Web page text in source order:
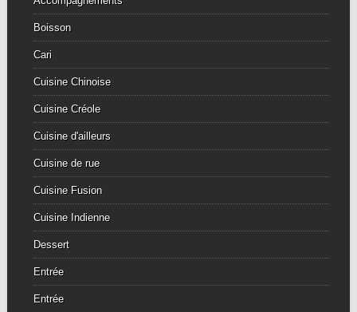
Boisson
Cari
Cuisine Chinoise
Cuisine Créole
Cuisine d'ailleurs
Cuisine de rue
Cuisine Fusion
Cuisine Indienne
Dessert
Entrée
Entrée